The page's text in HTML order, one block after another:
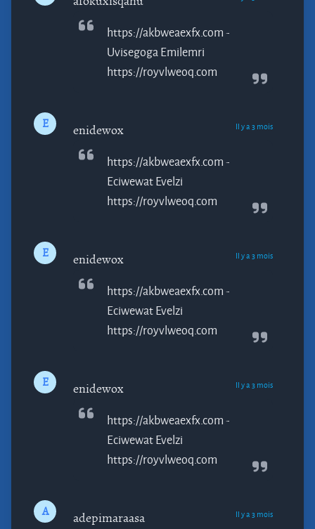
https://akbweaexfx.com -
UvisegogaEmilemri
https://royvlweoq.com
E enidewox Il y a 3 mois
https://akbweaexfx.com -
EciwewatEvelzi
https://royvlweoq.com
E enidewox Il y a 3 mois
https://akbweaexfx.com -
EciwewatEvelzi
https://royvlweoq.com
E enidewox Il y a 3 mois
https://akbweaexfx.com -
EciwewatEvelzi
https://royvlweoq.com
A adepimaraasa Il y a 3 mois